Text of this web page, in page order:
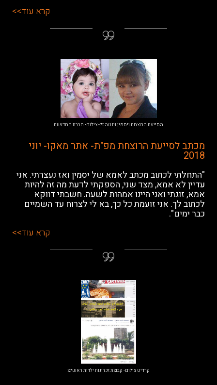
קרא עוד>>
הסייעת הרוצחת ויסמין וינטה זל- צילום- חברת החדשות
מכתב לסייעת הרוצחת מפ"ת- אתר מאקו- יוני
2018
"התחלתי לכתוב מכתב לאמא של יסמין ואז נעצרתי. אני
עדיין לא אמא, מצד שני, הספקתי לדעת מה זה להיות
אמא, זוגתי ואני היינו אמהות לשעה. חשבתי דווקא
לכתוב לך. אני זועמת כל כך, בא לי לצרוח עד השמיים
כבר ימים".
קרא עוד>>
קרדיט צילום- קבוצת זכרונות ילדות ראשלצ